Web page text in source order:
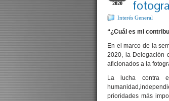
2020
Interés General
“¿Cuál es mi
En el marco de la
2020, la Delegación
aficionados a la
La lucha contra
prioridades más